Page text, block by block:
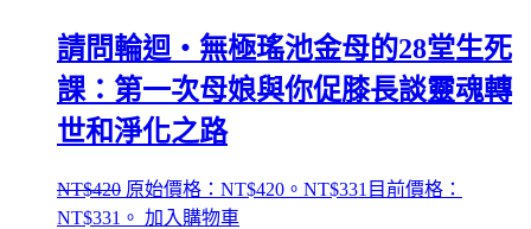
請問輪迴‧無極瑤池金母的28堂生死
課：第一次母娘與你促膝長談靈魂轉
世和淨化之路
NT$420 原始價格：NT$420。 NT$331 目前價格：
NT$331。 加入購物車